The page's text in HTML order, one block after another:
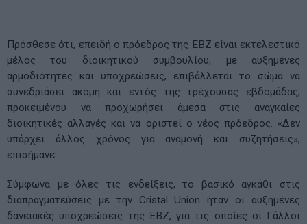
Πρόσθεσε ότι, επειδή ο πρόεδρος της ΕΒΖ είναι εκτελεστικό
μέλος του διοικητικού συμβουλίου, με αυξημένες
αρμοδιότητες και υποχρεώσεις, επιβάλλεται το σώμα να
συνεδριάσει ακόμη και εντός της τρέχουσας εβδομάδας,
προκειμένου να προχωρήσει άμεσα στις αναγκαίες
διοικητικές αλλαγές και να οριστεί ο νέος πρόεδρος. «Δεν
υπάρχει άλλος χρόνος για αναμονή και συζητήσεις»,
επισήμανε.
Σύμφωνα με όλες τις ενδείξεις, το βασικό αγκάθι στις
διαπραγματεύσεις με την Cristal Union ήταν οι αυξημένες
δανειακές υποχρεώσεις της ΕΒΖ, για τις οποίες οι Γάλλοι